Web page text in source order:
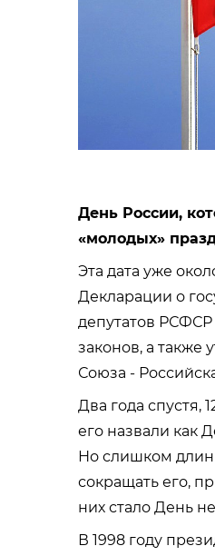
День России,
«молодых»
Эта дата уже
Декларации о
депутатов РСФСР
законов, а также
Союза -
Два года спустя,
его назвали как
Но слишком
сокращать его,
них стало День
В 1998 году